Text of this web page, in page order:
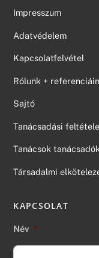
Impresszum
Adatvédelem
Kapcsolatfelvétel
Rólunk +
Sajtó
Tanácsadási
Tanácsok
Társadalmi
KAPCSOLAT
Név *